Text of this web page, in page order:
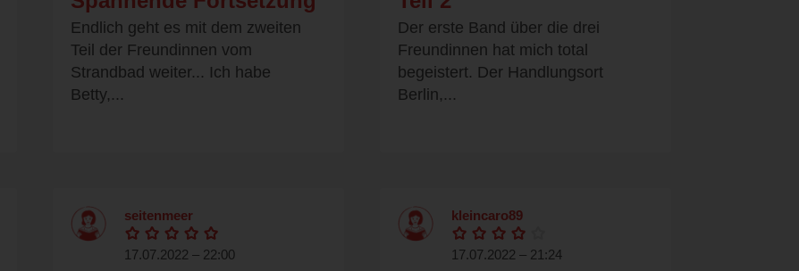
Endlich geht es mit dem zweiten
Teil der Freundinnen vom
Strandbad weiter... Ich habe
Betty,...
Der erste Band über die drei
Freundinnen hat mich total
begeistert. Der Handlungsort
Berlin,...
seitenmeer
17.07.2022 – 22:00
kleincaro89
17.07.2022 – 21:24